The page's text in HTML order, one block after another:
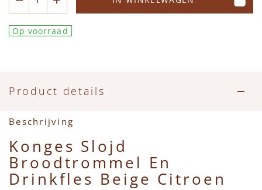
Accessoires
Zwemkleding
Zwemkleding
Feestkleding
Speelgoed
Beren, Speendoekjes en Knuffeldoekjes
MarMar Copenhagen
Mini Rodini
Play Up
Op voorraad
Product details
Beschrijving
Konges Slojd
Broodtrommel En
Drinkfles Beige Citroen